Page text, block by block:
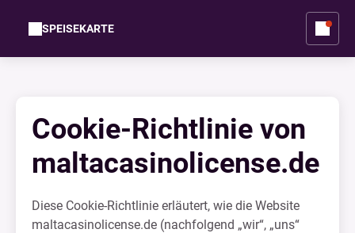
SPEISEKARTE
Cookie-Richtlinie von
maltacasinolicense.de
Diese Cookie-Richtlinie erläutert, wie die Website
maltacasinolicense.de (nachfolgend „wir“, „uns“